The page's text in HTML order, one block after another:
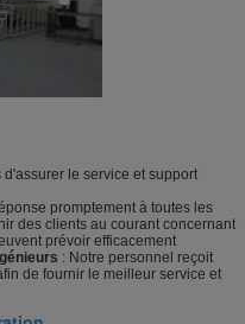
d'assurer le service et support
promptement à toutes les
des clients au courant concernant
prévoir efficacement
: Notre personnel reçoit
de fournir le meilleur service et